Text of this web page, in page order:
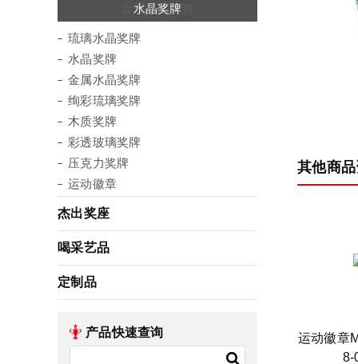
琉璃水晶奖牌
水晶奖牌
金属水晶奖牌
绚彩琉璃奖牌
木质奖牌
彩透玻璃奖牌
压克力奖牌
运动徽章
琉璃水晶奖牌
水晶奖牌
金属水晶奖牌
绚彩琉璃奖牌
木质奖牌
彩透玻璃奖牌
压克力奖牌
运动徽章
杰出奖座
喝采艺品
定制品
产品快速查询
其他商
运动徽章
8-